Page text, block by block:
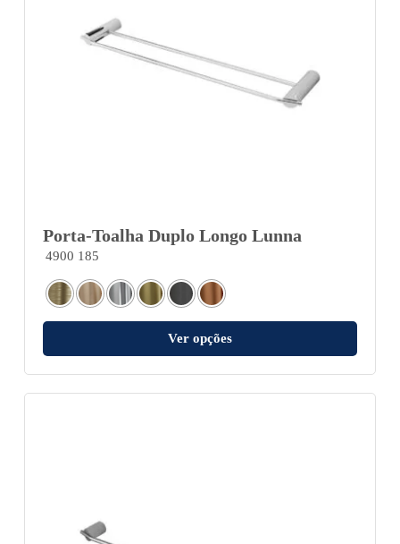
Porta-Toalha Duplo Longo Lunna
4900 185
Ver opções